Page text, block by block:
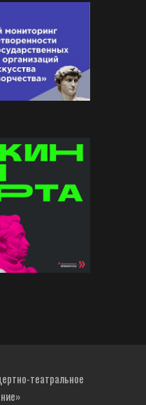
театральное